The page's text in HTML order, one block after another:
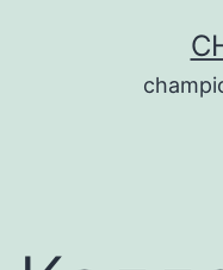
содержимому